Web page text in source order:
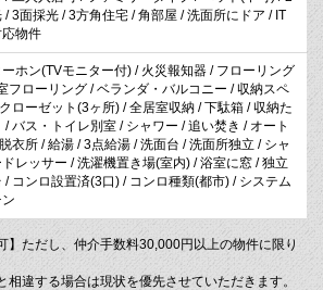
/ 3面採光 / 3方角住宅 / 角部屋 / 洗面所にドア / IT
物件
ホン(TVモニター付) / 火災報知器 / フローリング
フローリング / ベランダ・バルコニー / 収納スペ
ローゼット(3ヶ所) / 全居室収納 / 下駄箱 / 収納た
/ バス・トイレ別室 / シャワー / 追い焚き / オート
衣所 / 給湯 / 3点給湯 / 洗面台 / 洗面所独立 / シャ
レッサー / 洗濯機置き場(室内) / 浴室に窓 / 独立
/ コンロ設置済(3口) / コンロ種類(都市) / システム
ただし、仲介手数料30,000円以上の物件に限り
違する場合は現状を優先させていただきます。